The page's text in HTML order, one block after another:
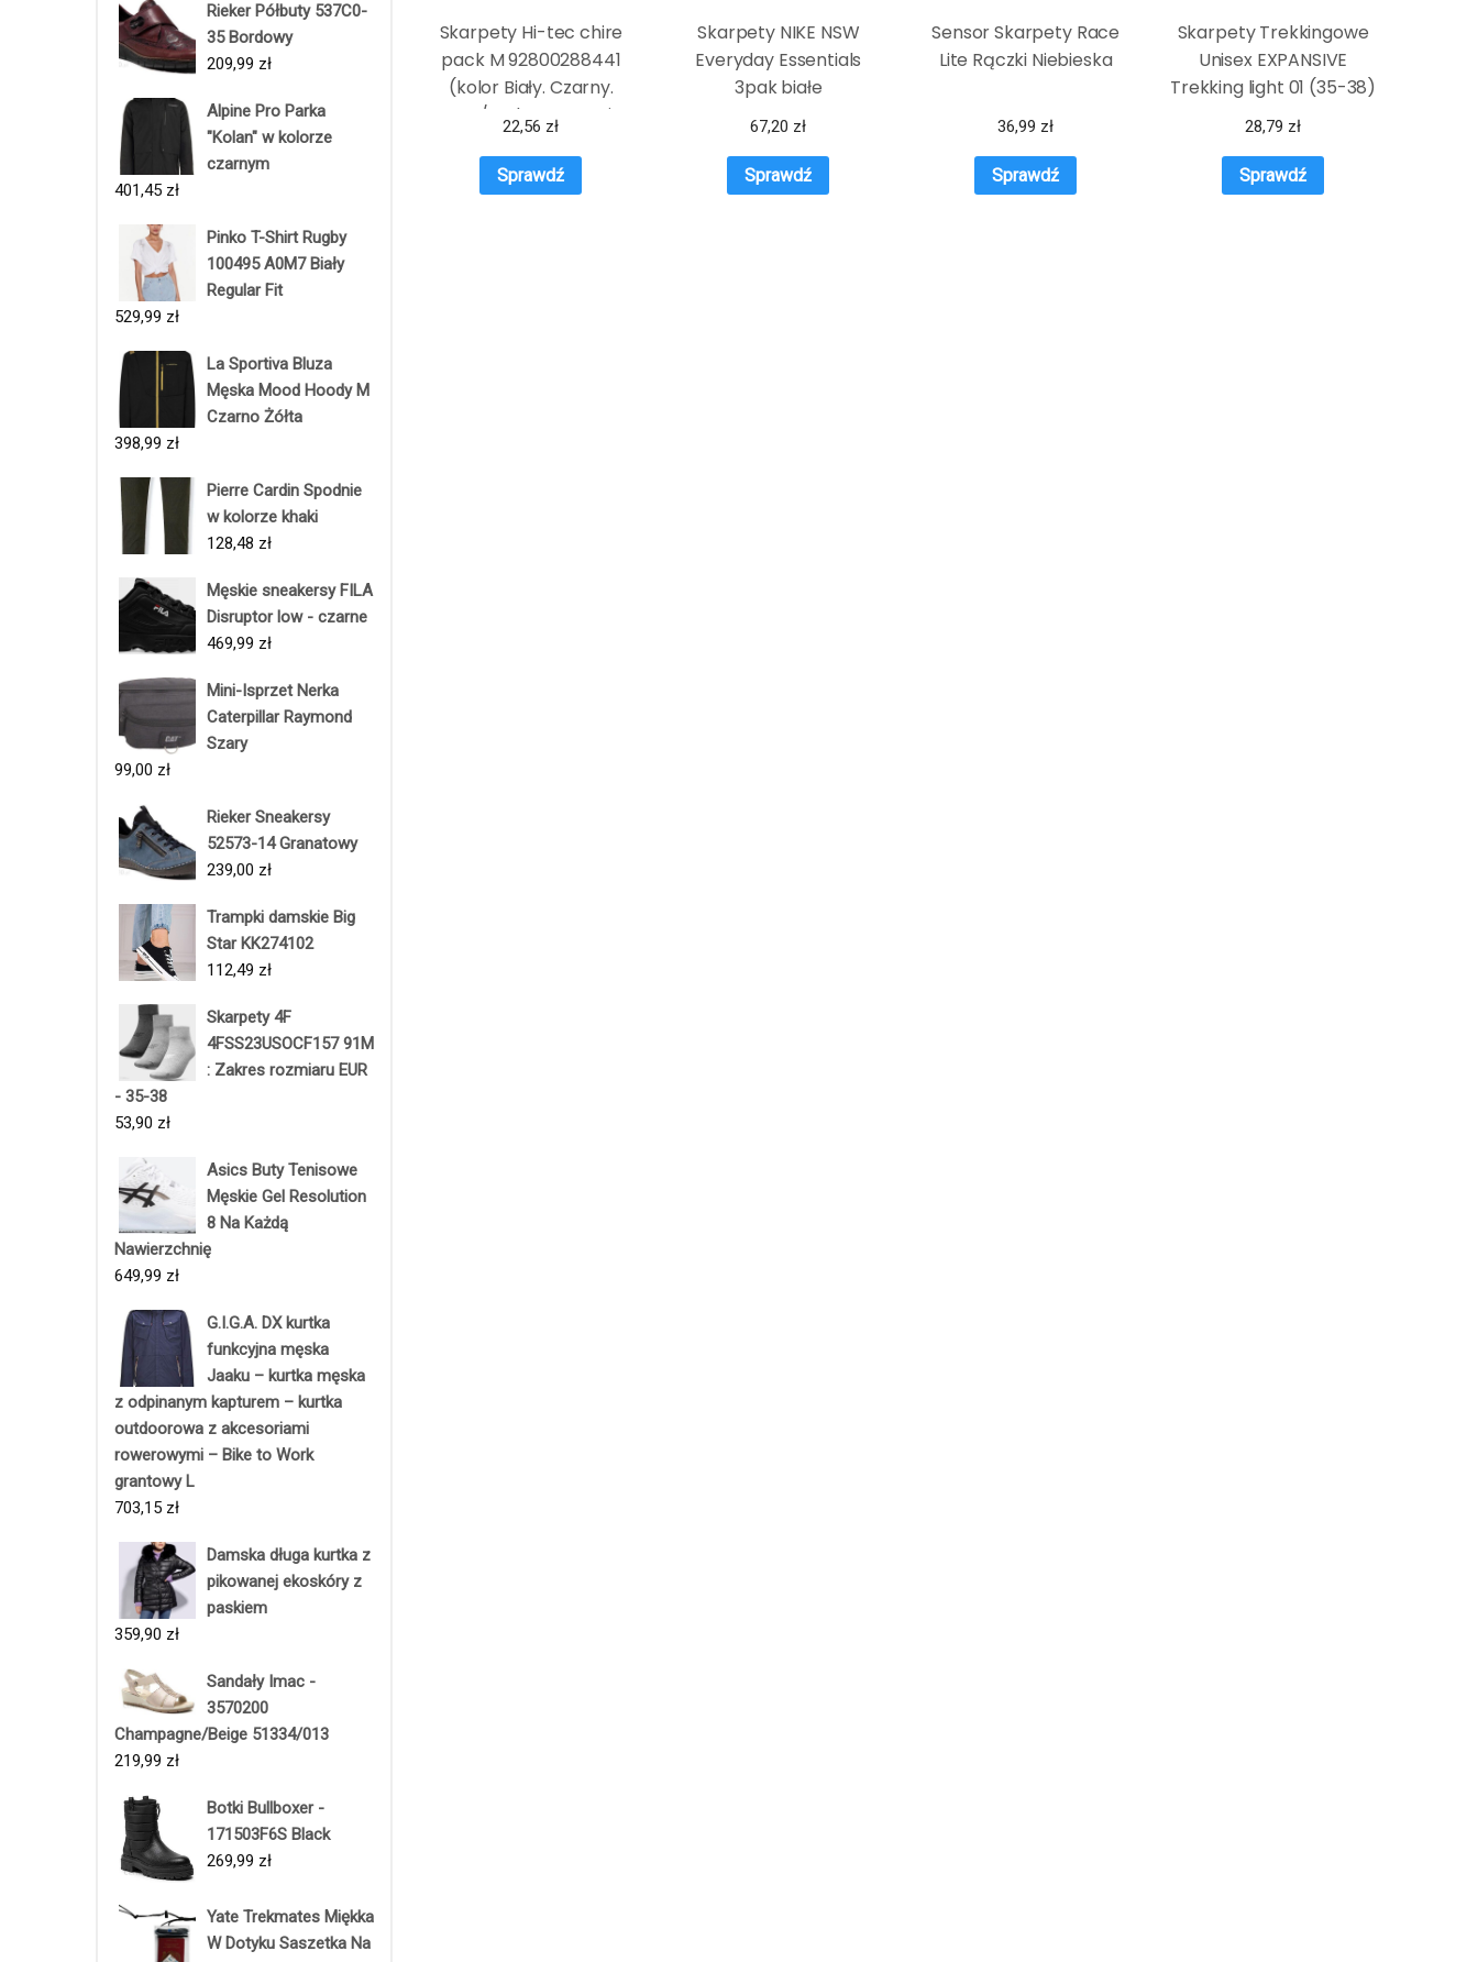
Rieker Półbuty 537C0-
35 Bordowy
209,99 zł
Alpine Pro Parka
"Kolan" w kolorze
czarnym
401,45 zł
Pinko T-Shirt Rugby
100495 A0M7 Biały
Regular Fit
529,99 zł
La Sportiva Bluza
Męska Mood Hoody M
Czarno Żółta
398,99 zł
Pierre Cardin Spodnie
w kolorze khaki
128,48 zł
Męskie sneakersy FILA
Disruptor low - czarne
469,99 zł
Mini-Isprzet Nerka
Caterpillar Raymond
Szary
99,00 zł
Rieker Sneakersy
52573-14 Granatowy
239,00 zł
Trampki damskie Big
Star KK274102
112,49 zł
Skarpety 4F
4FSS23USOCF157 91M
: Zakres rozmiaru EUR
- 35-38
53,90 zł
Asics Buty Tenisowe
Męskie Gel Resolution
8 Na Każdą
Nawierzchnię
649,99 zł
G.I.G.A. DX kurtka
funkcyjna męska
Jaaku – kurtka męska
z odpinanym kapturem – kurtka
outdoorowa z akcesoriami
rowerowymi – Bike to Work
grantowy L
703,15 zł
Damska długa kurtka z
pikowanej ekoskóry z
paskiem
359,90 zł
Sandały Imac -
3570200
Champagne/Beige 51334/013
219,99 zł
Botki Bullboxer -
171503F6S Black
269,99 zł
Yate Trekmates Miękka
W Dotyku Saszetka Na
Skarpety Hi-tec chire
pack M 92800288441
(kolor Biały. Czarny.
Szary/Srebrny, rozmiar
36-39)
22,56 zł
Sprawdź
Skarpety NIKE NSW
Everyday Essentials
3pak białe
67,20 zł
Sprawdź
Sensor Skarpety Race
Lite Rączki Niebieska
36,99 zł
Sprawdź
Skarpety Trekkingowe
Unisex EXPANSIVE
Trekking light 01 (35-38)
28,79 zł
Sprawdź